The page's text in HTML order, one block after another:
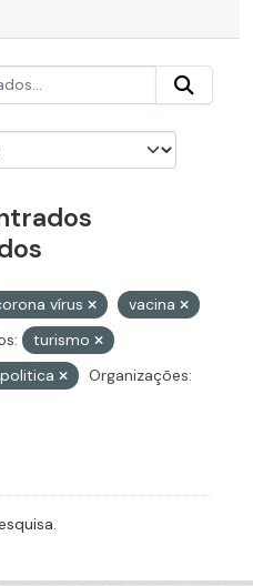
vírus
vacina
turismo
Organizações: